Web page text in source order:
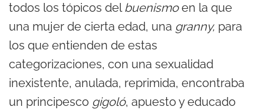
todos los tópicos delbuenismoen la que
una mujer de cierta edad, una granny, para
los que entienden de estas
categorizaciones, con una sexualidad
inexistente, anulada, reprimida, encontraba
un principesco gigoló, apuesto y educado